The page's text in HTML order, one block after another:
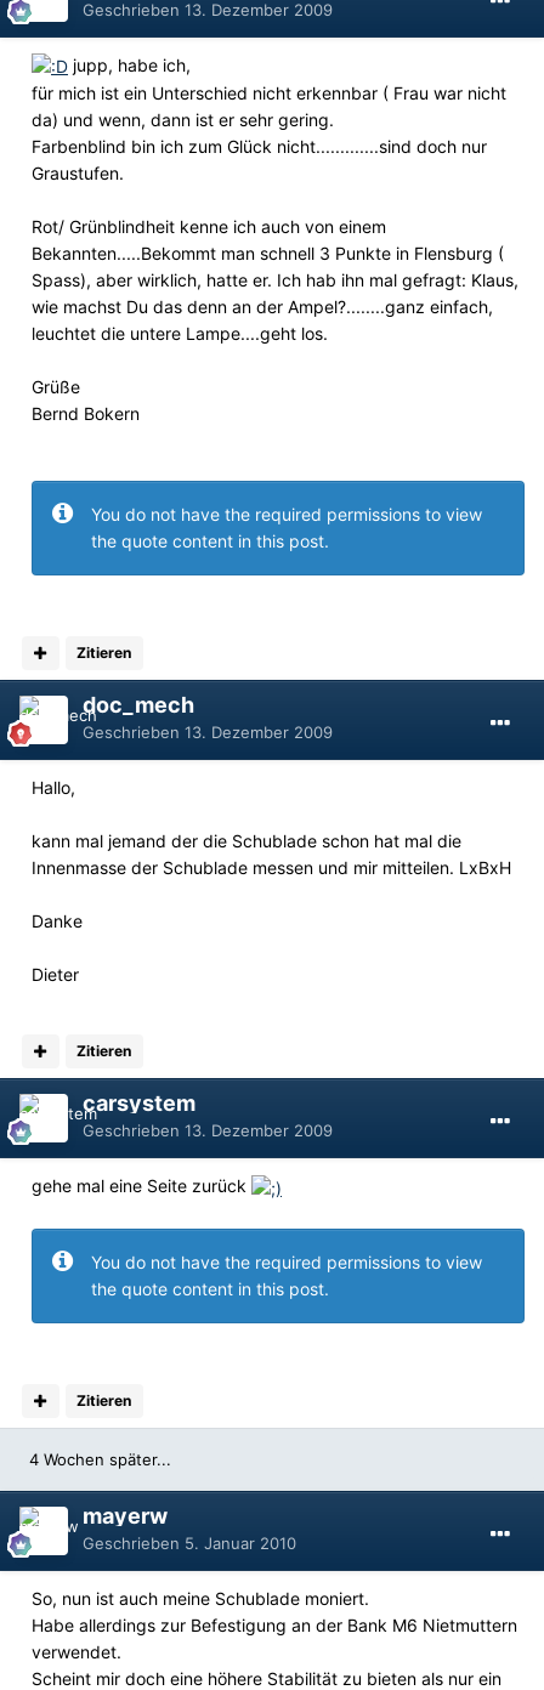
Geschrieben 13. Dezember 2009
jupp, habe ich,
für mich ist ein Unterschied nicht erkennbar ( Frau war nicht
da) und wenn, dann ist er sehr gering.
Farbenblind bin ich zum Glück nicht.............sind doch nur
Graustufen.
Rot/ Grünblindheit kenne ich auch von einem
Bekannten.....Bekommt man schnell 3 Punkte in Flensburg (
Spass), aber wirklich, hatte er. Ich hab ihn mal gefragt: Klaus,
wie machst Du das denn an der Ampel?........ganz einfach,
leuchtet die untere Lampe....geht los.
Grüße
Bernd Bokern
You do not have the required permissions to view
the quote content in this post.
Zitieren
doc_mech
Geschrieben 13. Dezember 2009
Hallo,
kann mal jemand der die Schublade schon hat mal die
Innenmasse der Schublade messen und mir mitteilen. LxBxH
Danke
Dieter
Zitieren
carsystem
Geschrieben 13. Dezember 2009
gehe mal eine Seite zurück
You do not have the required permissions to view
the quote content in this post.
Zitieren
4 Wochen später...
mayerw
Geschrieben 5. Januar 2010
So, nun ist auch meine Schublade moniert.
Habe allerdings zur Befestigung an der Bank M6 Nietmuttern
verwendet.
Scheint mir doch eine höhere Stabilität zu bieten als nur ein